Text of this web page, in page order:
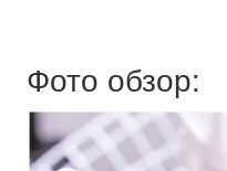
Фото обзор: